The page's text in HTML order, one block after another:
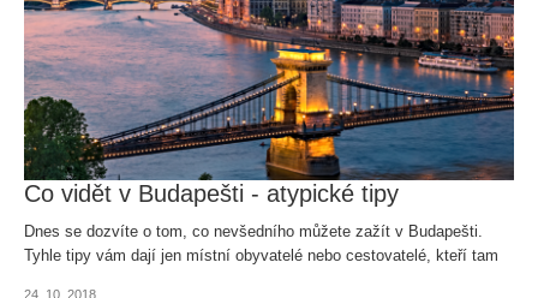
Co vidět v Budapešti - atypické tipy
Dnes se dozvíte o tom, co nevšedního můžete zažít v Budapešti.
Tyhle tipy vám dají jen místní obyvatelé nebo cestovatelé, kteří tam
24. 10. 2018